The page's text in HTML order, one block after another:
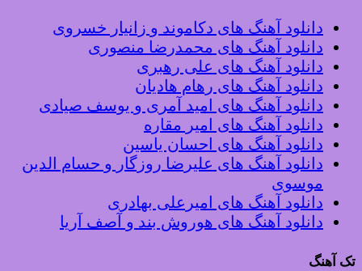
دانلود آهنگ های دکاموند و زانیار خسروی
دانلود آهنگ های محمدرضا منصوری
دانلود آهنگ های علی رهبری
دانلود آهنگ های رهام هادیان
دانلود آهنگ های امید آمری و یوسف صیادی
دانلود آهنگ های امیر مقاره
دانلود آهنگ های احسان یاسین
دانلود آهنگ های علیرضا روزگار و حسام الدین
موسوی
دانلود آهنگ های امیرعلی بهادری
دانلود آهنگ های هوروش بند و آصف آریا
تک آهنگ